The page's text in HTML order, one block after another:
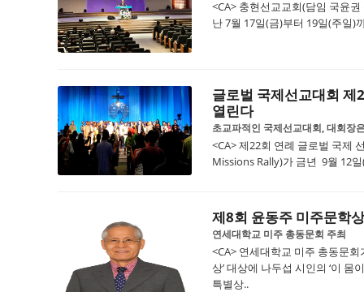
<CA> 충현선교교회(담임 국윤
난 7월 17일(금)부터 19일(주일)
글로벌 국제선교대회
열린다
초교파적인 국제선교대회, 대회장
<CA> 제22회 연례 글로벌 국제
Missions Rally)가 금년 9월 12
제8회 윤동주 미주문학
연세대학교 미주 총동문회 주최
<CA> 연세대학교 미주 총동문
상’ 대상에 나두섭 시인의 ‘이 몸
특별상..